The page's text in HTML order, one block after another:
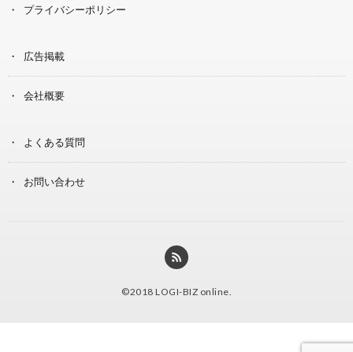
プライバシーポリシー
広告掲載
会社概要
よくある質問
お問い合わせ
©2018 LOGI-BIZ online.